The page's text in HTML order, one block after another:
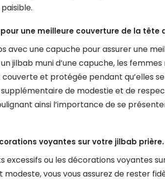
une meilleure couverture de la tête
avec une capuche pour assurer une
jilbab muni d’une capuche, les
et protégée pendant qu’elles
de modestie et de
ainsi l’importance de se
voyantes sur votre jilbab prière.
excessifs ou les décorations voyantes
vous vous assurez de rester